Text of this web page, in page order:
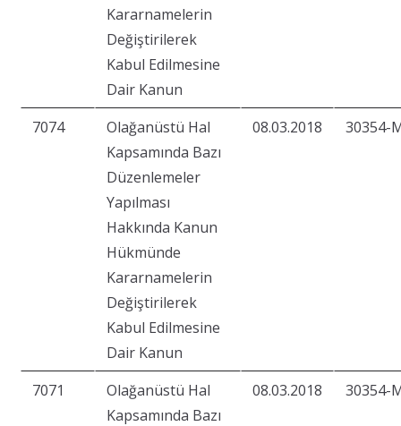
Kararnamelerin
Değiştirilerek
Kabul Edilmesine
Dair Kanun
7074
Olağanüstü Hal
Kapsamında Bazı
Düzenlemeler
Yapılması
Hakkında Kanun
Hükmünde
Kararnamelerin
Değiştirilerek
Kabul Edilmesine
Dair Kanun
08.03.2018 30354-
7071
Olağanüstü Hal
Kapsamında Bazı
08.03.2018 30354-